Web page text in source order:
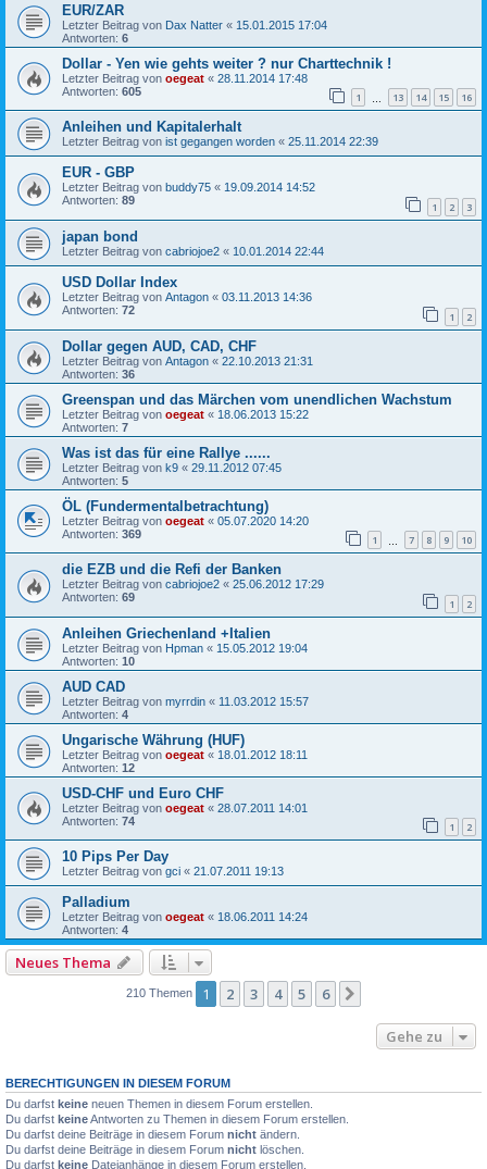
EUR/ZAR
Letzter Beitrag von Dax Natter « 15.01.2015 17:04
Antworten: 6
Dollar - Yen wie gehts weiter ? nur Charttechnik !
Letzter Beitrag von oegeat « 28.11.2014 17:48
Antworten: 605 1 13 14 15 16
Anleihen und Kapitalerhalt
Letzter Beitrag von ist gegangen worden « 25.11.2014 22:39
EUR - GBP
Letzter Beitrag von buddy75 « 19.09.2014 14:52
Antworten: 89 1 2 3
japan bond
Letzter Beitrag von cabriojoe2 « 10.01.2014 22:44
USD Dollar Index
Letzter Beitrag von Antagon « 03.11.2013 14:36
Antworten: 72 1 2
Dollar gegen AUD, CAD, CHF
Letzter Beitrag von Antagon « 22.10.2013 21:31
Antworten: 36
Greenspan und das Märchen vom unendlichen Wachstum
Letzter Beitrag von oegeat « 18.06.2013 15:22
Antworten: 7
Was ist das für eine Rallye ......
Letzter Beitrag von k9 « 29.11.2012 07:45
Antworten: 5
ÖL (Fundermentalbetrachtung)
Letzter Beitrag von oegeat « 05.07.2020 14:20
Antworten: 369 1 7 8 9 10
die EZB und die Refi der Banken
Letzter Beitrag von cabriojoe2 « 25.06.2012 17:29
Antworten: 69 1 2
Anleihen Griechenland +Italien
Letzter Beitrag von Hpman « 15.05.2012 19:04
Antworten: 10
AUD CAD
Letzter Beitrag von myrrdin « 11.03.2012 15:57
Antworten: 4
Ungarische Währung (HUF)
Letzter Beitrag von oegeat « 18.01.2012 18:11
Antworten: 12
USD-CHF und Euro CHF
Letzter Beitrag von oegeat « 28.07.2011 14:01
Antworten: 74 1 2
10 Pips Per Day
Letzter Beitrag von gci « 21.07.2011 19:13
Palladium
Letzter Beitrag von oegeat « 18.06.2011 14:24
Antworten: 4
Neues Thema
210 Themen 1 2 3 4 5 6
Gehe zu
BERECHTIGUNGEN IN DIESEM FORUM
Du darfst keine neuen Themen in diesem Forum erstellen.
Du darfst keineAntworten zu Themen in diesem Forum erstellen.
Du darfst deine Beiträge in diesem Forum nicht ändern.
Du darfst deine Beiträge in diesem Forum nicht löschen.
Du darfst keine Dateianhänge in diesem Forum erstellen.